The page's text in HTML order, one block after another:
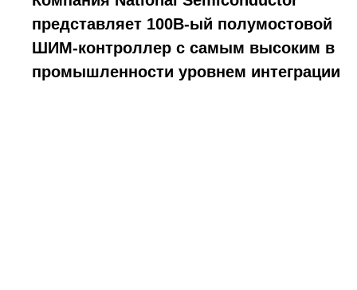
представляет 100В-ый полумостовой
ШИМ-контроллер с самым высоким в
промышленности уровнем интеграции